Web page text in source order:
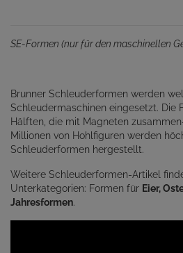
SE-Formen (nur für den maschinellen
Brunner Schleuderformen werden
Schleudermaschinen eingesetzt. Die
Hälften, die mit Magneten
Millionen von Hohlfiguren werden
Schleuderformen hergestellt.
Weitere Schleuderformen-Artikel
Unterkategorien: Formen für Eier,
Jahresformen.